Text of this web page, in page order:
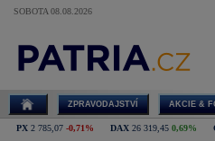
SOBOTA 08.08.2026
ZPRAVODAJSTVÍ AKCIE &
PX 2 785,07 -0,71% DAX 26 319,45 0,69%